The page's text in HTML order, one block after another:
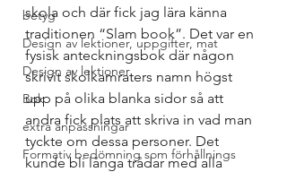
betyg
Design av lektioner, uppgifter, mat
Design av lektioner
Bok
extra anpassningar
Formativ bedömning som förhållnings
skola och där fick jag lära känna
traditionen “Slam book”. Det var en
fysisk anteckningsbok där någon
skrivit skolkamraters namn högst
upp på olika blanka sidor så att
andra fick plats att skriva in vad man
tyckte om dessa personer. Det
kunde bli långa trådar med alla